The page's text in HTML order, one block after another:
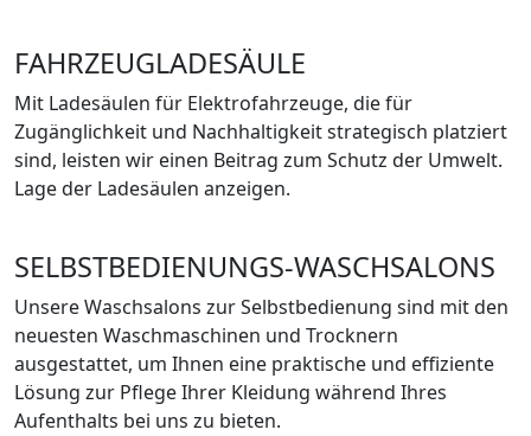
FAHRZEUGLADESÄULE
Mit Ladesäulen für Elektrofahrzeuge, die für
Zugänglichkeit und Nachhaltigkeit strategisch platziert
sind, leisten wir einen Beitrag zum Schutz der Umwelt.
Lage der Ladesäulen anzeigen.
SELBSTBEDIENUNGS-WASCHSALONS
Unsere Waschsalons zur Selbstbedienung sind mit den
neuesten Waschmaschinen und Trocknern
ausgestattet, um Ihnen eine praktische und effiziente
Lösung zur Pflege Ihrer Kleidung während Ihres
Aufenthalts bei uns zu bieten.